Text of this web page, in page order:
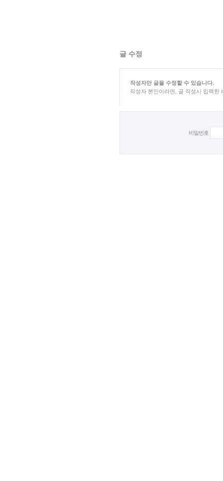
글 수정
작성자만 글을 수정할 수 있습니다.
작성자 본인이라면, 글 작성시 입력한
비밀번호